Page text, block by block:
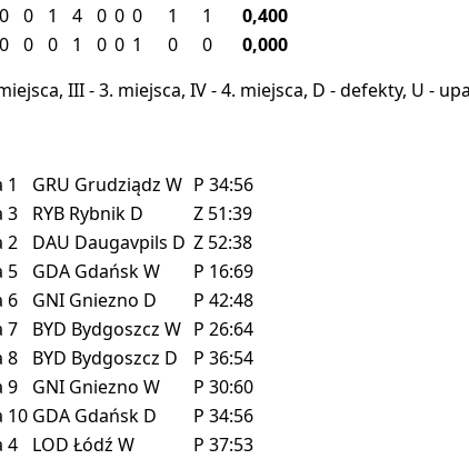
0 0 1 4 0 0 0 1 1
0,400
0 0 0 1 0 0 1 0 0
0,000
III - 3. miejsca, IV - 4. miejsca, D - defekty, U -
1 GRU Grudziądz W P 34:56
3 RYB Rybnik D Z 51:39
2 DAU Daugavpils D Z 52:38
5 GDA GdańskW P 16:69
6 GNI Gniezno D P 42:48
7 BYD Bydgoszcz W P 26:64
8 BYD Bydgoszcz D P 36:54
9 GNI Gniezno W P 30:60
10 GDA Gdańsk D P 34:56
4 LOD Łódź W P 37:53